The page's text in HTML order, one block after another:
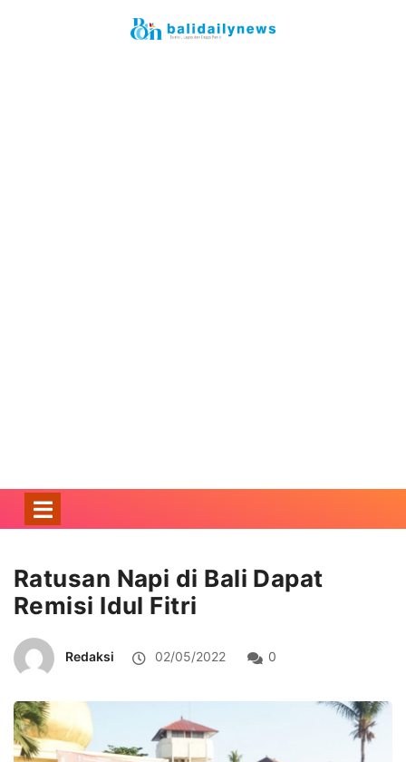
Ratusan Napi di Bali Dapat
Remisi Idul Fitri
Redaksi 02/05/2022 0